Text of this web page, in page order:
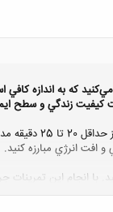
مي‌كنيد كه به اندازه
كيفيت زندگي و سطح
افت انرژي مبارزه كنيد.